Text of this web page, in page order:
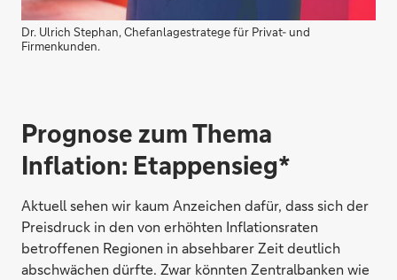
Dr. Ulrich Stephan, Chefanlagestratege für Privat- und
Firmenkunden.
Prognose zum Thema
Inflation: Etappensieg*
Aktuell sehen wir kaum Anzeichen dafür, dass sich der
Preisdruck in den von erhöhten Inflationsraten
betroffenen Regionen in absehbarer Zeit deutlich
abschwächen dürfte. Zwar könnten Zentralbanken wie